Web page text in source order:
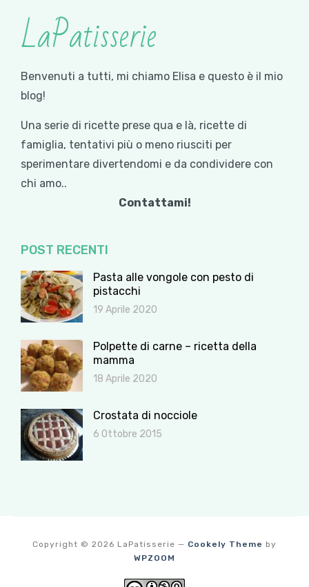
LaPatisserie
Benvenuti a tutti, mi chiamo Elisa e questo è il mio
blog!
Una serie di ricette prese qua e là, ricette di
famiglia, tentativi più o meno riusciti per
sperimentare divertendomi e da condividere con
chi amo..
Contattami!
POST RECENTI
Pasta alle vongole con pesto di
pistacchi
19 Aprile 2020
Polpette di carne – ricetta della
mamma
18 Aprile 2020
Crostata di nocciole
6 Ottobre 2015
Copyright © 2026 LaPatisserie — Cookely Theme by
WPZOOM